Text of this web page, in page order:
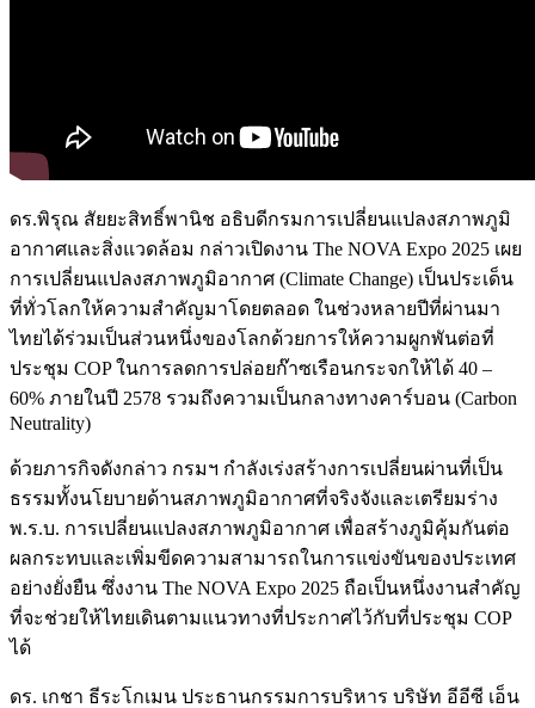
ดร.พิรุณ สัยยะสิทธิ์พานิช อธิบดีกรมการเปลี่ยนแปลงสภาพภูมิ
อากาศและสิ่งแวดล้อม กล่าวเปิดงาน The NOVA Expo 2025 เผย
การเปลี่ยนแปลงสภาพภูมิอากาศ (Climate Change) เป็นประเด็น
ที่ทั่วโลกให้ความสำคัญมาโดยตลอด ในช่วงหลายปีที่ผ่านมา
ไทยได้ร่วมเป็นส่วนหนึ่งของโลกด้วยการให้ความผูกพันต่อที่
ประชุม COP ในการลดการปล่อยก๊าซเรือนกระจกให้ได้ 40 –
60% ภายในปี 2578 รวมถึงความเป็นกลางทางคาร์บอน (Carbon
Neutrality)
ด้วยภารกิจดังกล่าว กรมฯ กำลังเร่งสร้างการเปลี่ยนผ่านที่เป็น
ธรรมทั้งนโยบายด้านสภาพภูมิอากาศที่จริงจังและเตรียมร่าง
พ.ร.บ. การเปลี่ยนแปลงสภาพภูมิอากาศ เพื่อสร้างภูมิคุ้มกันต่อ
ผลกระทบและเพิ่มขีดความสามารถในการแข่งขันของประเทศ
อย่างยั่งยืน ซึ่งงาน The NOVA Expo 2025 ถือเป็นหนึ่งงานสำคัญ
ที่จะช่วยให้ไทยเดินตามแนวทางที่ประกาศไว้กับที่ประชุม COP
ได้
ดร. เกชา ธีระโกเมน ประธานกรรมการบริหาร บริษัท อีอีซี เอ็น